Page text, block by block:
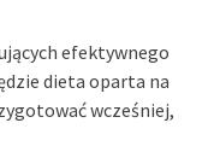
efektywnego
dieta oparta na
wcześniej,